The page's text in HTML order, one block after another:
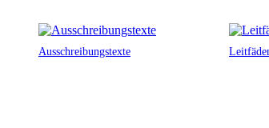
Ausschreibungstexte